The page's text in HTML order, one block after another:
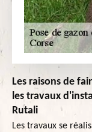
Les raisons de
les travaux
Rutali
Les travaux se